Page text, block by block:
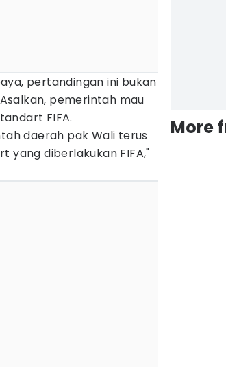
pertandingan ini bukan
pemerintah mau
FIFA.
daerah pak Wali terus
yang diberlakukan FIFA,"
More